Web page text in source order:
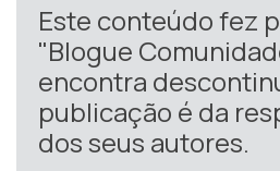
Este conteúdo fez
"Blogue
encontra
publicação é da
dos seus autores.